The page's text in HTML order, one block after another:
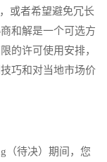
或者希望避免冗长
和解是一个可选方
的许可使用安排，
巧和对当地市场价
待决）期间，您